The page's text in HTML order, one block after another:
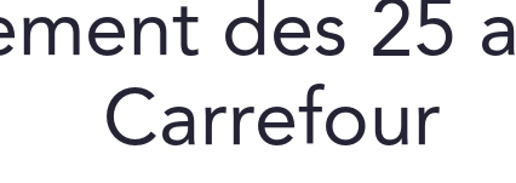
des 25
Carrefour